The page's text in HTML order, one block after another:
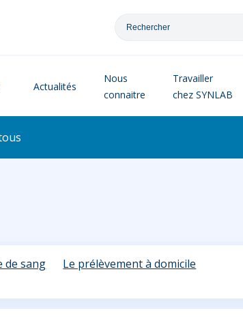
Actualités
Nous
connaitre
Travailler
chez SYNLAB
de sang
Le prélèvement à domicile